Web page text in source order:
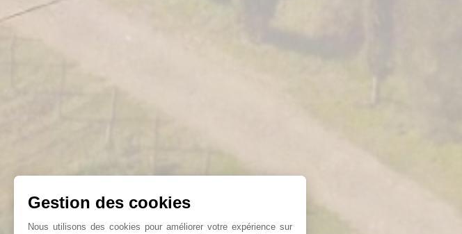
Gestion des cookies
Nous utilisons des cookies pour améliorer votre expérience sur